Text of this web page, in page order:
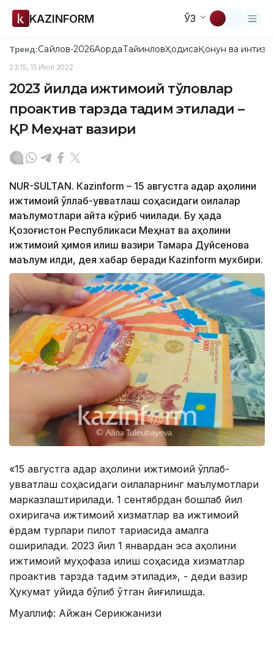
KAZINFORM ЎЗ
Тренд:Сайлов-2026АқордаТайинловҲодисаҚонун ва
23:15, 15 Июл 2022
2023 йилда ижтимоий тўловлар
проактив тарзда тақдим этилади –
ҚР Меҳнат вазири
NUR-SULTAN. Кazinform – 15 августга қадар аҳолини
ижтимоий қўллаб-қувватлаш соҳасидаги оилалар
маълумотлари қайта кўриб чиқилади. Бу ҳақда
Қозоғистон Республикаси Меҳнат ва аҳолини
ижтимоий ҳимоя қилиш вазири Тамара Дуйсенова
маълум қилди, дея хабар беради Кazinform мухбири.
«15 августга қадар аҳолини ижтимоий қўллаб-
қувватлаш соҳасидаги оилаларнинг маълумотлари
марказлаштирилади. 1 сентябрдан бошлаб йил
охиригача ижтимоий хизматлар ва ижтимоий
ёрдам турлари пилот тариқасида амалга
оширилади. 2023 йил 1 январдан эса аҳолини
ижтимоий муҳофаза қилиш соҳасида хизматлар
проактив тарзда тақдим этилади», - деди вазир
Ҳукумат уйида бўлиб ўтган йиғилишда.
Муаллиф: Айжан Серикжанқизи